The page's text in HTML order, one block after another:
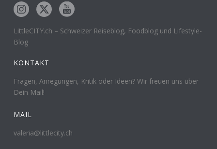
LittleCITY.ch – Schweizer Reiseblog, Foodblog und Lifestyle-
Blog
KONTAKT
Fragen, Anregungen, Kritik oder Ideen? Wir freuen uns über
Dein Mail!
MAIL
valeria@littlecity.ch